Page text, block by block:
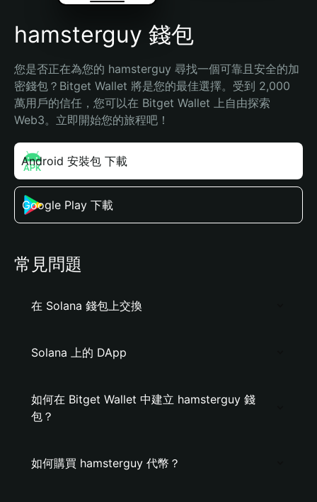
hamsterguy 錢包
您是否正在為您的 hamsterguy 尋找一個可靠且安全的加
密錢包？Bitget Wallet 將是您的最佳選擇。受到 2,000
萬用戶的信任，您可以在 Bitget Wallet 上自由探索
Web3。立即開始您的旅程吧！
Android 安裝包 下載
Google Play 下載
常見問題
在 Solana 錢包上交換
Solana 上的 DApp
如何在 Bitget Wallet 中建立 hamsterguy 錢
包？
如何購買 hamsterguy 代幣？